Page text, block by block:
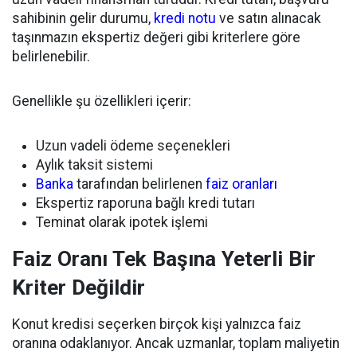
sahibinin gelir durumu, kredi notu ve satın alınacak
taşınmazın ekspertiz değeri gibi kriterlere göre
belirlenebilir.
Genellikle şu özellikleri içerir:
Uzun vadeli ödeme seçenekleri
Aylık taksit sistemi
Banka tarafından belirlenen faiz oranları
Ekspertiz raporuna bağlı kredi tutarı
Teminat olarak ipotek işlemi
Faiz Oranı Tek Başına Yeterli Bir
Kriter Değildir
Konut kredisi seçerken birçok kişi yalnızca faiz
oranına odaklanıyor. Ancak uzmanlar, toplam maliyetin